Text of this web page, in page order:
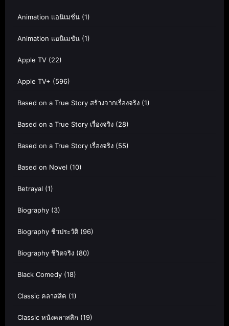
Animation แอนิเมชั่น (1)
Animation แอนิเมชัน (1)
Apple TV (22)
Apple TV+ (596)
Based on a True Story สร้างจากเรื่องจริง (1)
Based on a True Story เรื่องจริง (28)
Based on a True Story เรื่องจริง (55)
Based on Novel (10)
Betrayal (1)
Biography (3)
Biography ชีวประวัติ (96)
Biography ชีวิตจริง (80)
Black Comedy (18)
Classic คลาสสิค (1)
Classic หนังคลาสสิก (19)